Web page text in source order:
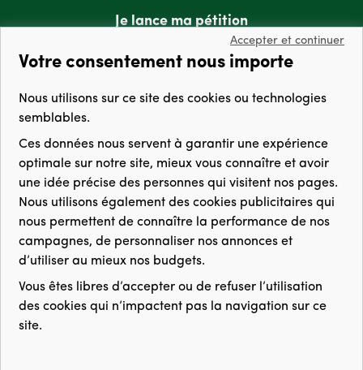
Accepter et continuer
Votre consentement nous importe
Nous utilisons sur ce site des cookies ou technologies
semblables.
Ces données nous servent à garantir une expérience
optimale sur notre site, mieux vous connaître et avoir
une idée précise des personnes qui visitent nos pages.
Nous utilisons également des cookies publicitaires qui
nous permettent de connaître la performance de nos
campagnes, de personnaliser nos annonces et
d’utiliser au mieux nos budgets.
Vous êtes libres d’accepter ou de refuser l’utilisation
des cookies qui n’impactent pas la navigation sur ce
site.
Je lance ma pétition
Questions & Réponses
Thèmes des pétitions
Modération
Plan du site
Contact